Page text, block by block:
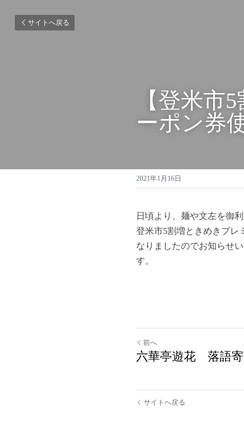
サイトへ戻る
【登米市
ポン券使
2021年1月16日
日頃より、麺や文左を御
登米市5割増ときめきプレ
なりましたのでお知らせ
す。
前へ
六華亭遊花 落語寄
サイトへ戻る